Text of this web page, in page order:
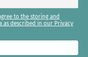
to the storing and
as described in our Privacy